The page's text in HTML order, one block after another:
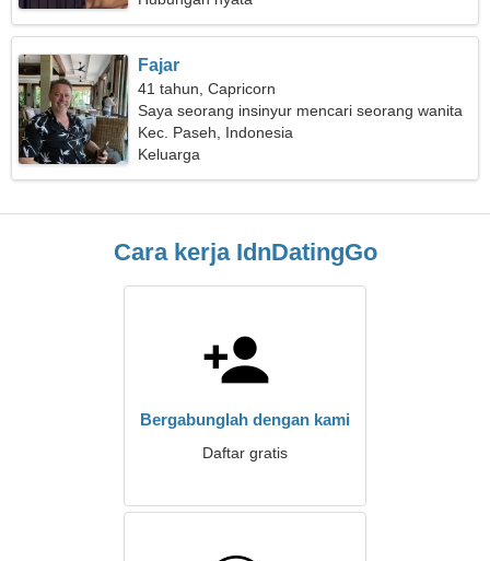
Fajar
41 tahun, Capricorn
Saya seorang insinyur mencari seorang wanita
yang penuh kasih sayang
Kec. Paseh, Indonesia
Keluarga
Cara kerja IdnDatingGo
Bergabunglah dengan kami
Daftar gratis